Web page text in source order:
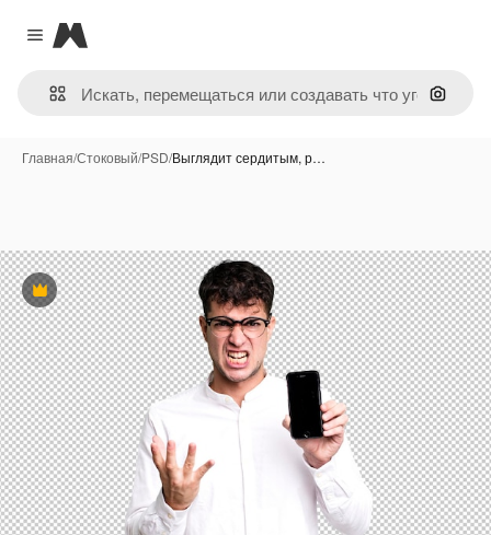
Close menu
Magnific
Поиск
Главная/Стоковый/PSD/Выглядит сердитым, р…
Премиум